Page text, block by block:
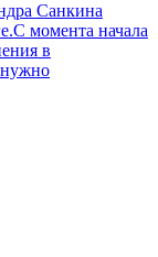
Санкина
момента начала
в
нужно